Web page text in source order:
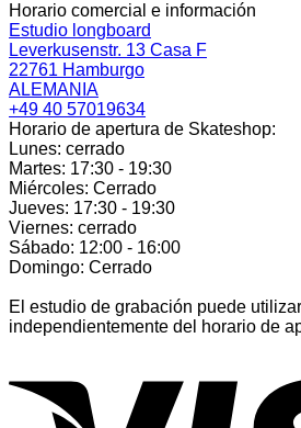
Horario comercial e información
Estudio longboard
Leverkusenstr. 13 Casa F
22761 Hamburgo
ALEMANIA
+49 40 57019634
Horario de apertura de Skateshop:
Lunes: cerrado
Martes: 17:30 - 19:30
Miércoles: Cerrado
Jueves: 17:30 - 19:30
Viernes: cerrado
Sábado: 12:00 - 16:00
Domingo: Cerrado
El estudio de grabación puede
independientemente del horario de